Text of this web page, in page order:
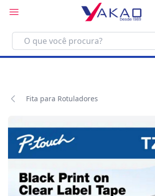
Fita para Rotuladores